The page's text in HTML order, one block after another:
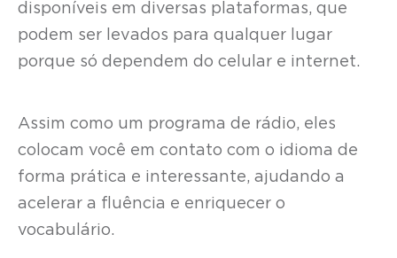
disponíveis em diversas plataformas, que
podem ser levados para qualquer lugar
porque só dependem do celular e internet.
Assim como um programa de rádio, eles
colocam você em contato com o idioma de
forma prática e interessante, ajudando a
acelerar a fluência e enriquecer o
vocabulário.